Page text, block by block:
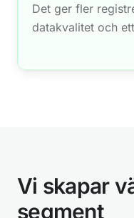
Det ger fler
datakvalitet och
effektivt
rätt tillfälle. Det
säkerställer att
Vi skapar
segment